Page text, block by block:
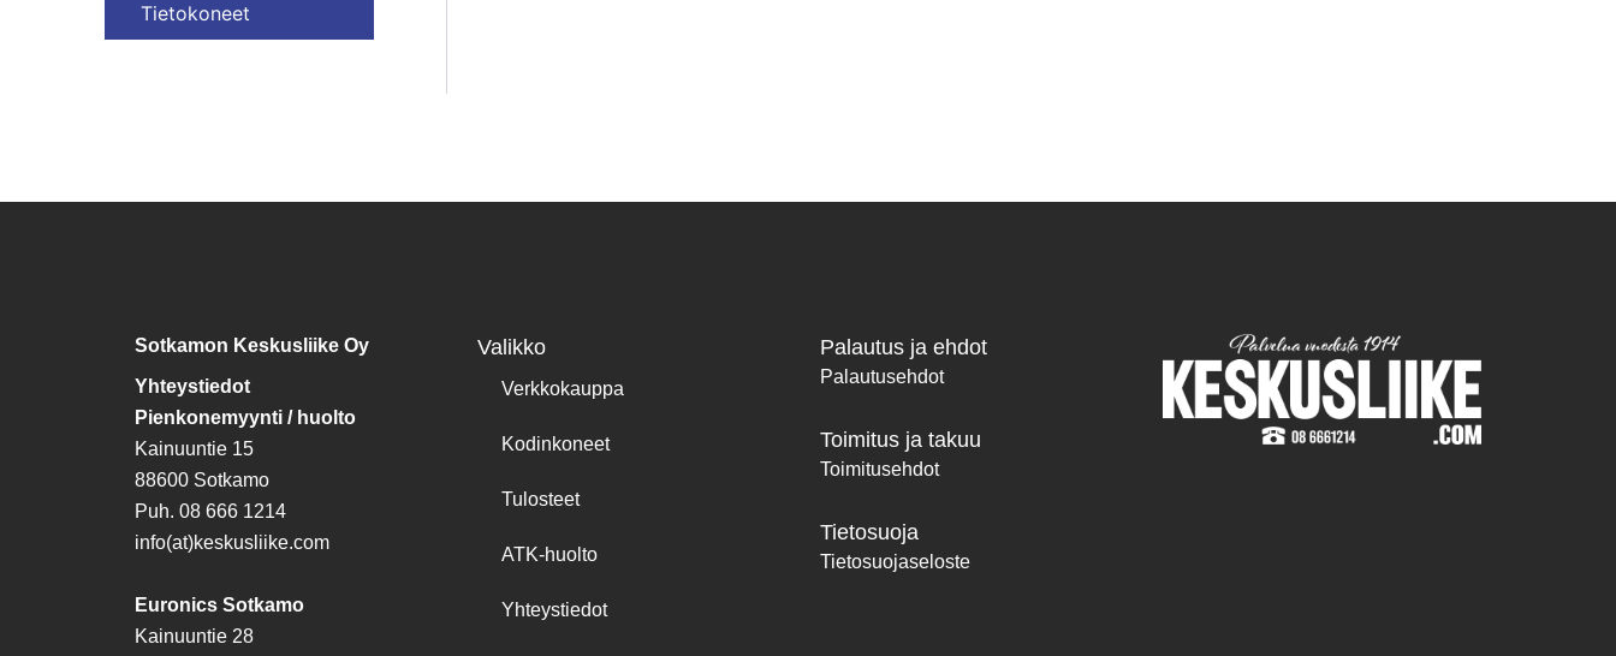
Tietokoneet
Sotkamon Keskusliike Oy
Yhteystiedot
Pienkonemyynti / huolto
Kainuuntie 15
88600 Sotkamo
Puh. 08 666 1214
info(at)keskusliike.com
Euronics Sotkamo
Kainuuntie 28
Valikko
Verkkokauppa
Kodinkoneet
Tulosteet
ATK-huolto
Yhteystiedot
Palautus ja ehdot
Palautusehdot
Toimitus ja takuu
Toimitusehdot
Tietosuoja
Tietosuojaseloste